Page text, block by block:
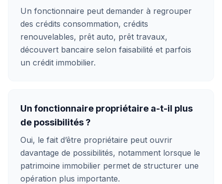
Un fonctionnaire peut demander à regrouper
des crédits consommation, crédits
renouvelables, prêt auto, prêt travaux,
découvert bancaire selon faisabilité et parfois
un crédit immobilier.
Un fonctionnaire propriétaire a-t-il plus
de possibilités ?
Oui, le fait d’être propriétaire peut ouvrir
davantage de possibilités, notamment lorsque le
patrimoine immobilier permet de structurer une
opération plus importante.